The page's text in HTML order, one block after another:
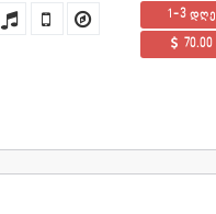
1-3 დღე
70.00